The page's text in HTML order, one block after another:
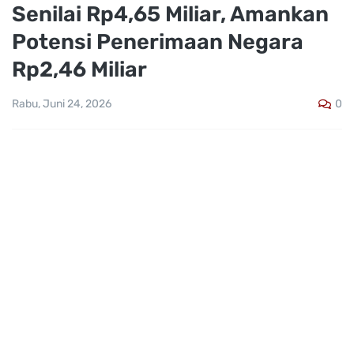
Senilai Rp4,65 Miliar, Amankan
Potensi Penerimaan Negara
Rp2,46 Miliar
Rabu, Juni 24, 2026 0